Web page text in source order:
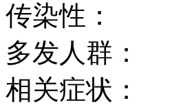
传染性：
多发人群：
相关症状：